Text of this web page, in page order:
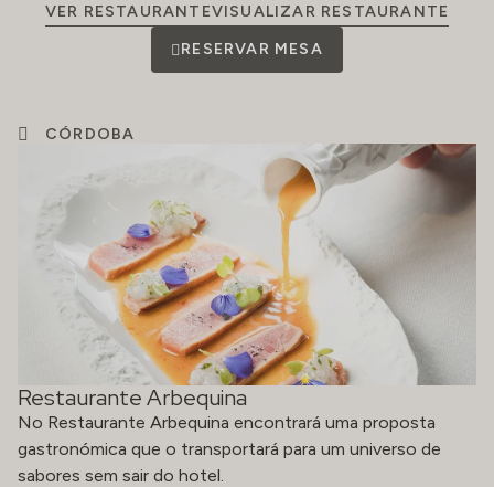
VER RESTAURANTEVISUALIZAR RESTAURANTE
RESERVAR MESA
CÓRDOBA
Restaurante Arbequina
No Restaurante Arbequina encontrará uma proposta
gastronómica que o transportará para um universo de
sabores sem sair do hotel.